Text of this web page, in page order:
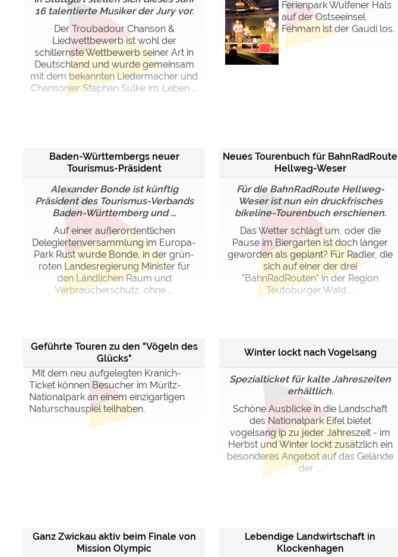
16 talentierte Musiker der Jury vor.
Der Troubadour Chanson &
Liedwettbewerb ist wohl der
schillernste Wettbewerb seiner Art in
Deutschland und wurde gemeinsam
mit dem bekannten Liedermacher und
Chansonier Stephan Sulke ins Leben ...
Ferienpark Wulfener Hals
auf der Ostseeinsel
Fehmarn ist der Gaudi los.
Baden-Württembergs neuer
Tourismus-Präsident
Alexander Bonde ist künftig
Präsident des Tourismus-Verbands
Baden-Württemberg und ...
Auf einer außerordentlichen
Delegiertenversammlung im Europa-
Park Rust wurde Bonde, in der grün-
roten Landesregierung Minister für
den Ländlichen Raum und
Verbraucherschutz, ohne ...
Neues Tourenbuch für BahnRadRoute
Hellweg-Weser
Für die BahnRadRoute Hellweg-
Weser ist nun ein druckfrisches
bikeline-Tourenbuch erschienen.
Das Wetter schlägt um, oder die
Pause im Biergarten ist doch länger
geworden als geplant? Für Radler, die
sich auf einer der drei
"BahnRadRouten" in der Region
Teutoburger Wald ...
Geführte Touren zu den "Vögeln des
Glücks"
Mit dem neu aufgelegten Kranich-
Ticket können Besucher im Müritz-
Nationalpark an einem einzigartigen
Naturschauspiel teilhaben.
Winter lockt nach Vogelsang
Spezialticket für kalte Jahreszeiten
erhältlich.
Schöne Ausblicke in die Landschaft
des Nationalpark Eifel bietet
vogelsang ip zu jeder Jahreszeit - im
Herbst und Winter lockt zusätzlich ein
besonderes Angebot auf das Gelände
der ...
Ganz Zwickau aktiv beim Finale von
Mission Olympic
Lebendige Landwirtschaft in
Klockenhagen